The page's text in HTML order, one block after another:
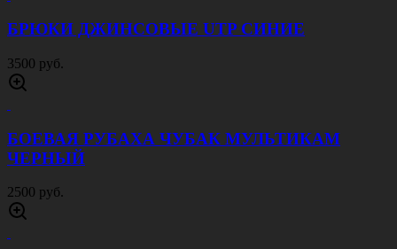
БРЮКИ ДЖИНСОВЫЕ UTP СИНИЕ
3500 руб.
БОЕВАЯ РУБАХА ЧУБАК МУЛЬТИКАМ
ЧЕРНЫЙ
2500 руб.